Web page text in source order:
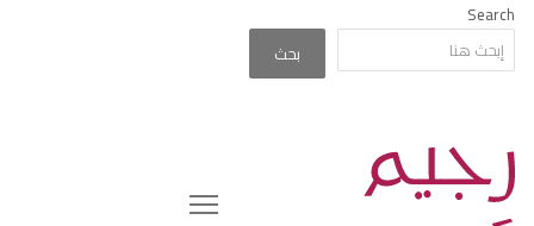
Search
بحث
Menu